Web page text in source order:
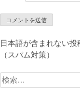
日本語が含まれない投
（スパム対策）
検
索: